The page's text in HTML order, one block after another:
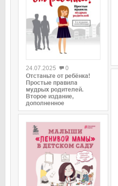
24.07.2025
0
Отстаньте от ребёнка!
Простые правила
мудрых родителей.
Второе издание,
дополненное